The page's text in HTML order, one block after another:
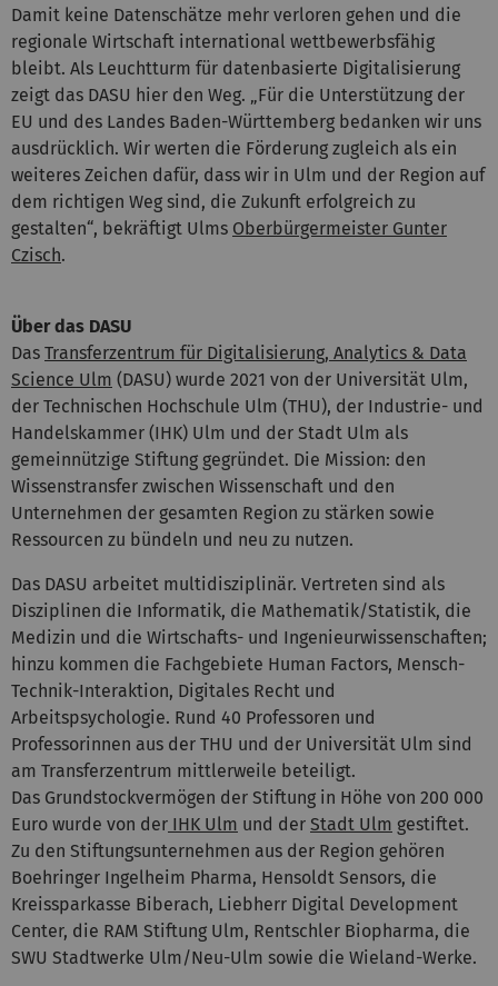
Damit keine Datenschätze mehr verloren gehen und die
regionale Wirtschaft international wettbewerbsfähig
bleibt. Als Leuchtturm für datenbasierte Digitalisierung
zeigt das DASU hier den Weg. „Für die Unterstützung der
EU und des Landes Baden-Württemberg bedanken wir uns
ausdrücklich. Wir werten die Förderung zugleich als ein
weiteres Zeichen dafür, dass wir in Ulm und der Region auf
dem richtigen Weg sind, die Zukunft erfolgreich zu
gestalten“, bekräftigt Ulms Oberbürgermeister Gunter
Czisch.
Über das DASU
Das Transferzentrum für Digitalisierung, Analytics & Data
Science Ulm (DASU) wurde 2021 von der Universität Ulm,
der Technischen Hochschule Ulm (THU), der Industrie- und
Handelskammer (IHK) Ulm und der Stadt Ulm als
gemeinnützige Stiftung gegründet. Die Mission: den
Wissenstransfer zwischen Wissenschaft und den
Unternehmen der gesamten Region zu stärken sowie
Ressourcen zu bündeln und neu zu nutzen.
Das DASU arbeitet multidisziplinär. Vertreten sind als
Disziplinen die Informatik, die Mathematik/Statistik, die
Medizin und die Wirtschafts- und Ingenieurwissenschaften;
hinzu kommen die Fachgebiete Human Factors, Mensch-
Technik-Interaktion, Digitales Recht und
Arbeitspsychologie. Rund 40 Professoren und
Professorinnen aus der THU und der Universität Ulm sind
am Transferzentrum mittlerweile beteiligt.
Das Grundstockvermögen der Stiftung in Höhe von 200 000
Euro wurde von der IHK Ulm und der Stadt Ulm gestiftet.
Zu den Stiftungsunternehmen aus der Region gehören
Boehringer Ingelheim Pharma, Hensoldt Sensors, die
Kreissparkasse Biberach, Liebherr Digital Development
Center, die RAM Stiftung Ulm, Rentschler Biopharma, die
SWU Stadtwerke Ulm/Neu-Ulm sowie die Wieland-Werke.